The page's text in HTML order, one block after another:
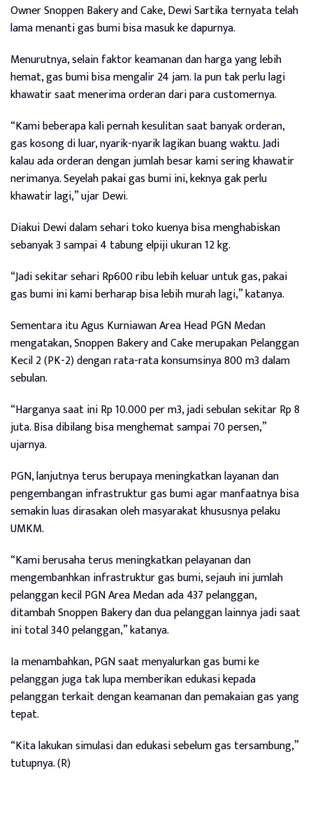
Owner Snoppen Bakery and Cake, Dewi Sartika ternyata telah
lama menanti gas bumi bisa masuk ke dapurnya.
Menurutnya, selain faktor keamanan dan harga yang lebih
hemat, gas bumi bisa mengalir 24 jam. Ia pun tak perlu lagi
khawatir saat menerima orderan dari para customernya.
“Kami beberapa kali pernah kesulitan saat banyak orderan,
gas kosong di luar, nyarik-nyarik lagikan buang waktu. Jadi
kalau ada orderan dengan jumlah besar kami sering khawatir
nerimanya. Seyelah pakai gas bumi ini, keknya gak perlu
khawatir lagi,” ujar Dewi.
Diakui Dewi dalam sehari toko kuenya bisa menghabiskan
sebanyak 3 sampai 4 tabung elpiji ukuran 12 kg.
“Jadi sekitar sehari Rp600 ribu lebih keluar untuk gas, pakai
gas bumi ini kami berharap bisa lebih murah lagi,” katanya.
Sementara itu Agus Kurniawan Area Head PGN Medan
mengatakan, Snoppen Bakery and Cake merupakan Pelanggan
Kecil 2 (PK-2) dengan rata-rata konsumsinya 800 m3 dalam
sebulan.
“Harganya saat ini Rp 10.000 per m3, jadi sebulan sekitar Rp 8
juta. Bisa dibilang bisa menghemat sampai 70 persen,”
ujarnya.
PGN, lanjutnya terus berupaya meningkatkan layanan dan
pengembangan infrastruktur gas bumi agar manfaatnya bisa
semakin luas dirasakan oleh masyarakat khususnya pelaku
UMKM.
“Kami berusaha terus meningkatkan pelayanan dan
mengembanhkan infrastruktur gas bumi, sejauh ini jumlah
pelanggan kecil PGN Area Medan ada 437 pelanggan,
ditambah Snoppen Bakery dan dua pelanggan lainnya jadi saat
ini total 340 pelanggan,” katanya.
Ia menambahkan, PGN saat menyalurkan gas bumi ke
pelanggan juga tak lupa memberikan edukasi kepada
pelanggan terkait dengan keamanan dan pemakaian gas yang
tepat.
“Kita lakukan simulasi dan edukasi sebelum gas tersambung,”
tutupnya. (R)